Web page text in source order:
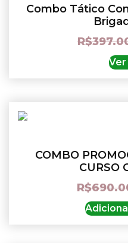
Combo Tático
R$
COMBO
CURSO
R$